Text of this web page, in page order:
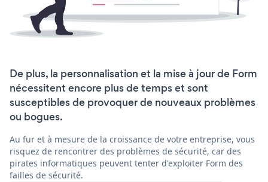
De plus, la personnalisation et la mise à jour de Form
nécessitent encore plus de temps et sont
susceptibles de provoquer de nouveaux problèmes
ou bogues.
Au fur et à mesure de la croissance de votre entreprise, vous
risquez de rencontrer des problèmes de sécurité, car des
pirates informatiques peuvent tenter d'exploiter Form des
failles de sécurité.